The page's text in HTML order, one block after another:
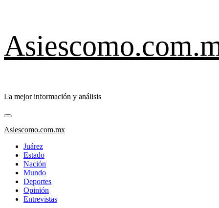
contenido
La mejor información y análisis
Menú
primario
Asiescomo.com.mx
Juárez
Estado
Nación
Mundo
Deportes
Opinión
Entrevistas